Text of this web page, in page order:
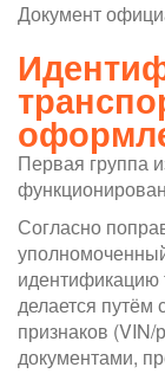
Документ
Первая группа
Согласно
идентификацию
делается путём
признаков
документами,